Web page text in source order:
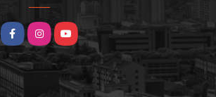
FacebookInstagramYouTube